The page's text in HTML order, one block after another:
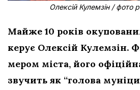
Олексій Кулемзін / фото
Майже 10 років
керує Олексій Кулемзін.
мером міста, його
звучить як “голова